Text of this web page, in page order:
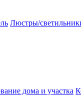
Люстры/
дома и участка